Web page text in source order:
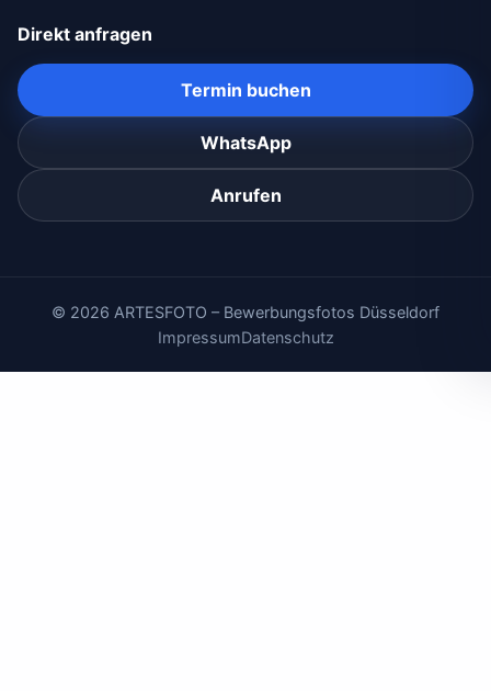
Direkt anfragen
Termin buchen
WhatsApp
Anrufen
© 2026 ARTESFOTO – Bewerbungsfotos Düsseldorf
ImpressumDatenschutz